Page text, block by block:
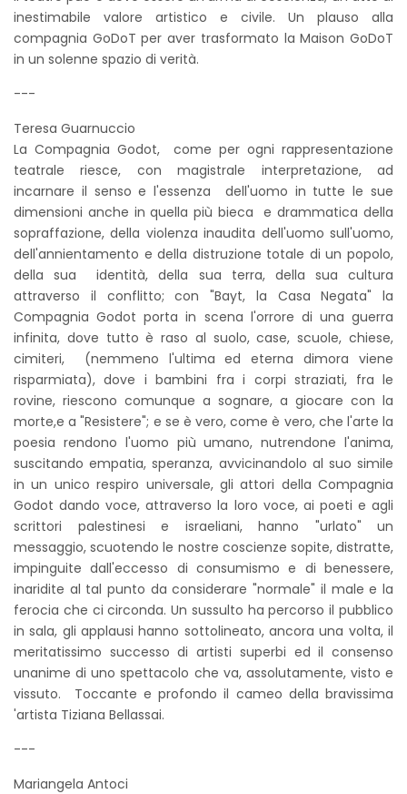
inestimabile valore artistico e civile. Un plauso alla
compagnia GoDoT per aver trasformato la Maison GoDoT
in un solenne spazio di verità.
---
Teresa Guarnuccio
La Compagnia Godot, come per ogni rappresentazione
teatrale riesce, con magistrale interpretazione, ad
incarnare il senso e l'essenza dell'uomo in tutte le sue
dimensioni anche in quella più bieca e drammatica della
sopraffazione, della violenza inaudita dell'uomo sull'uomo,
dell'annientamento e della distruzione totale di un popolo,
della sua identità, della sua terra, della sua cultura
attraverso il conflitto; con "Bayt, la Casa Negata" la
Compagnia Godot porta in scena l'orrore di una guerra
infinita, dove tutto è raso al suolo, case, scuole, chiese,
cimiteri, (nemmeno l'ultima ed eterna dimora viene
risparmiata), dove i bambini fra i corpi straziati, fra le
rovine, riescono comunque a sognare, a giocare con la
morte,e a "Resistere"; e se è vero, come è vero, che l'arte la
poesia rendono l'uomo più umano, nutrendone l'anima,
suscitando empatia, speranza, avvicinandolo al suo simile
in un unico respiro universale, gli attori della Compagnia
Godot dando voce, attraverso la loro voce, ai poeti e agli
scrittori palestinesi e israeliani, hanno "urlato" un
messaggio, scuotendo le nostre coscienze sopite, distratte,
impinguite dall'eccesso di consumismo e di benessere,
inaridite al tal punto da considerare "normale" il male e la
ferocia che ci circonda. Un sussulto ha percorso il pubblico
in sala, gli applausi hanno sottolineato, ancora una volta, il
meritatissimo successo di artisti superbi ed il consenso
unanime di uno spettacolo che va, assolutamente, visto e
vissuto. Toccante e profondo il cameo della bravissima
'artista Tiziana Bellassai.
---
Mariangela Antoci